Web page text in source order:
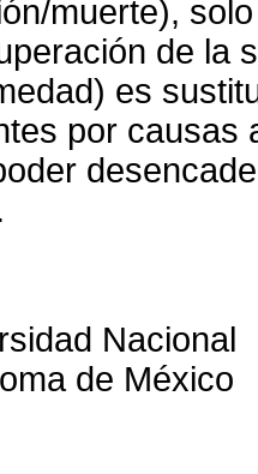
muerte),
de la
es
por causas
Nacional
de México